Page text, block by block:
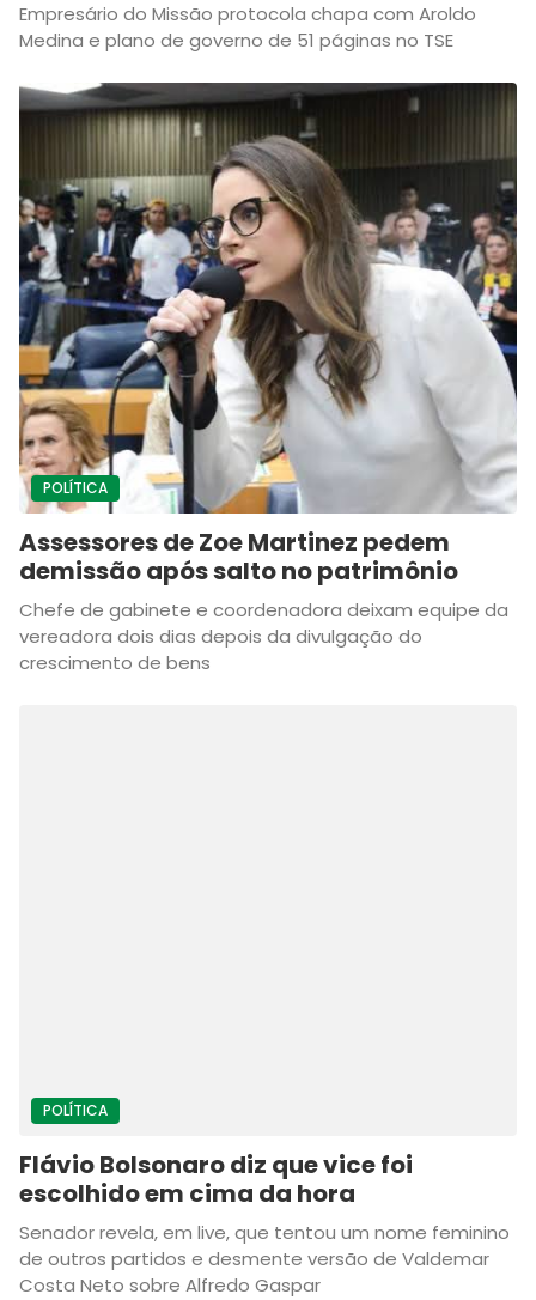
Empresário do Missão protocola chapa com Aroldo
Medina e plano de governo de 51 páginas no TSE
POLÍTICA
Assessores de Zoe Martinez pedem
demissão após salto no patrimônio
Chefe de gabinete e coordenadora deixam equipe da
vereadora dois dias depois da divulgação do
crescimento de bens
POLÍTICA
Flávio Bolsonaro diz que vice foi
escolhido em cima da hora
Senador revela, em live, que tentou um nome feminino
de outros partidos e desmente versão de Valdemar
Costa Neto sobre Alfredo Gaspar